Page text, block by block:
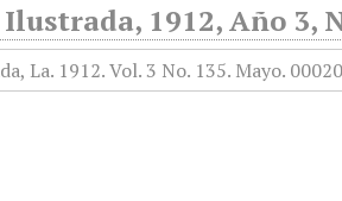
1912, Año 3,